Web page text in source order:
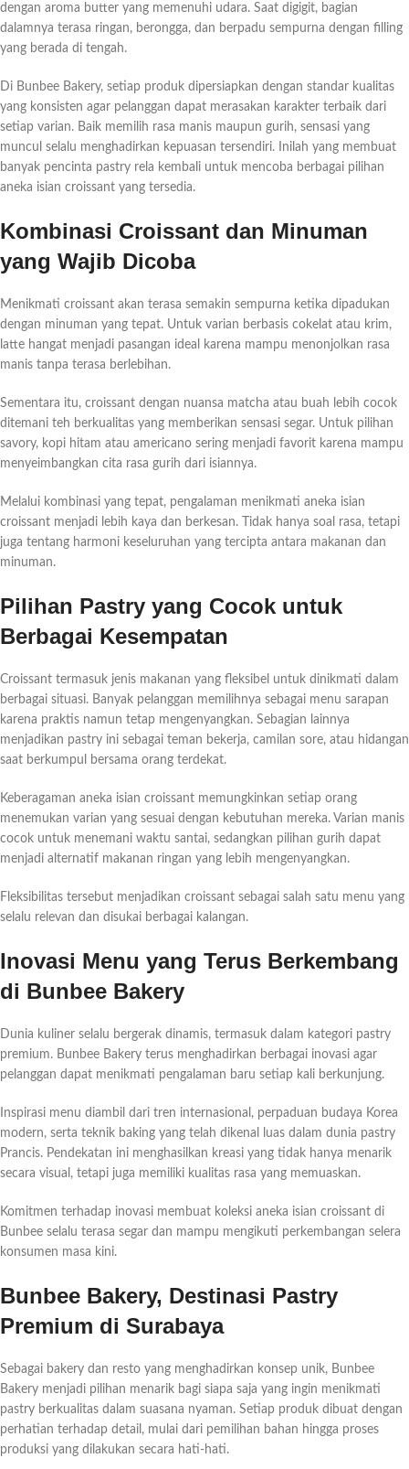
dengan aroma butter yang memenuhi udara. Saat digigit, bagian
dalamnya terasa ringan, berongga, dan berpadu sempurna dengan filling
yang berada di tengah.
Di Bunbee Bakery, setiap produk dipersiapkan dengan standar kualitas
yang konsisten agar pelanggan dapat merasakan karakter terbaik dari
setiap varian. Baik memilih rasa manis maupun gurih, sensasi yang
muncul selalu menghadirkan kepuasan tersendiri. Inilah yang membuat
banyak pencinta pastry rela kembali untuk mencoba berbagai pilihan
aneka isian croissant yang tersedia.
Kombinasi Croissant dan Minuman
yang Wajib Dicoba
Menikmati croissant akan terasa semakin sempurna ketika dipadukan
dengan minuman yang tepat. Untuk varian berbasis cokelat atau krim,
latte hangat menjadi pasangan ideal karena mampu menonjolkan rasa
manis tanpa terasa berlebihan.
Sementara itu, croissant dengan nuansa matcha atau buah lebih cocok
ditemani teh berkualitas yang memberikan sensasi segar. Untuk pilihan
savory, kopi hitam atau americano sering menjadi favorit karena mampu
menyeimbangkan cita rasa gurih dari isiannya.
Melalui kombinasi yang tepat, pengalaman menikmati aneka isian
croissant menjadi lebih kaya dan berkesan. Tidak hanya soal rasa, tetapi
juga tentang harmoni keseluruhan yang tercipta antara makanan dan
minuman.
Pilihan Pastry yang Cocok untuk
Berbagai Kesempatan
Croissant termasuk jenis makanan yang fleksibel untuk dinikmati dalam
berbagai situasi. Banyak pelanggan memilihnya sebagai menu sarapan
karena praktis namun tetap mengenyangkan. Sebagian lainnya
menjadikan pastry ini sebagai teman bekerja, camilan sore, atau hidangan
saat berkumpul bersama orang terdekat.
Keberagaman aneka isian croissant memungkinkan setiap orang
menemukan varian yang sesuai dengan kebutuhan mereka. Varian manis
cocok untuk menemani waktu santai, sedangkan pilihan gurih dapat
menjadi alternatif makanan ringan yang lebih mengenyangkan.
Fleksibilitas tersebut menjadikan croissant sebagai salah satu menu yang
selalu relevan dan disukai berbagai kalangan.
Inovasi Menu yang Terus Berkembang
di Bunbee Bakery
Dunia kuliner selalu bergerak dinamis, termasuk dalam kategori pastry
premium. Bunbee Bakery terus menghadirkan berbagai inovasi agar
pelanggan dapat menikmati pengalaman baru setiap kali berkunjung.
Inspirasi menu diambil dari tren internasional, perpaduan budaya Korea
modern, serta teknik baking yang telah dikenal luas dalam dunia pastry
Prancis. Pendekatan ini menghasilkan kreasi yang tidak hanya menarik
secara visual, tetapi juga memiliki kualitas rasa yang memuaskan.
Komitmen terhadap inovasi membuat koleksi aneka isian croissant di
Bunbee selalu terasa segar dan mampu mengikuti perkembangan selera
konsumen masa kini.
Bunbee Bakery, Destinasi Pastry
Premium di Surabaya
Sebagai bakery dan resto yang menghadirkan konsep unik, Bunbee
Bakery menjadi pilihan menarik bagi siapa saja yang ingin menikmati
pastry berkualitas dalam suasana nyaman. Setiap produk dibuat dengan
perhatian terhadap detail, mulai dari pemilihan bahan hingga proses
produksi yang dilakukan secara hati-hati.